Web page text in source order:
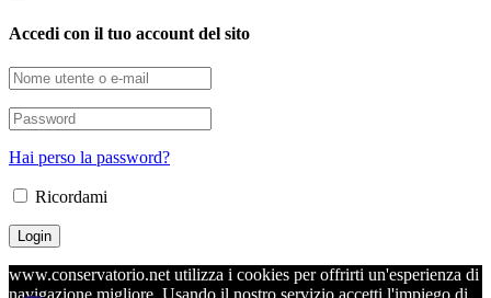
Accedi con il tuo account del sito
Hai perso la password?
Ricordami
www.conservatorio.net utilizza i cookies per offrirti un'esperienza di